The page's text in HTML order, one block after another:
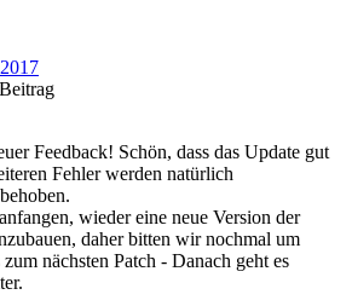
Feedback! Schön, dass das Update gut
Fehler werden natürlich
wieder eine neue Version der
daher bitten wir nochmal um
nächsten Patch - Danach geht es